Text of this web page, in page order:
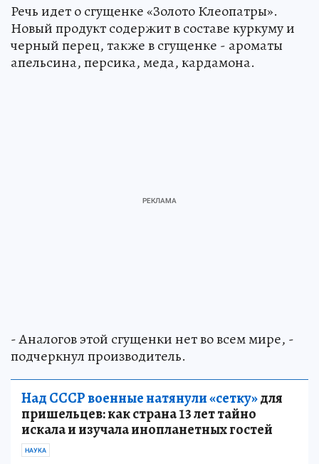
Речь идет о сгущенке «Золото Клеопатры».
Новый продукт содержит в составе куркуму и
черный перец, также в сгущенке - ароматы
апельсина, персика, меда, кардамона.
- Аналогов этой сгущенки нет во всем мире, -
подчеркнул производитель.
Над СССР военные натянули «сетку»для
пришельцев: как страна 13 лет тайно
искала и изучала инопланетных гостей
НАУКА